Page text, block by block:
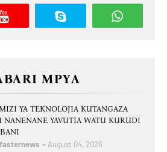
MPYA
YA TEKNOLOJIA KUTANGAZA
NANENANE YAVUTIA WATU KURUDI
August 04, 2026